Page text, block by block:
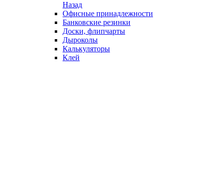
Назад
Офисные принадлежности
Банковские резинки
Доски, флипчарты
Дыроколы
Калькуляторы
Клей